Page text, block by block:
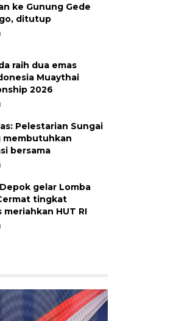
ke Gunung Gede
ditutup
raih dua emas
Muaythai
2026
Pelestarian Sungai
membutuhkan
bersama
gelar Lomba
tingkat
meriahkan HUT RI